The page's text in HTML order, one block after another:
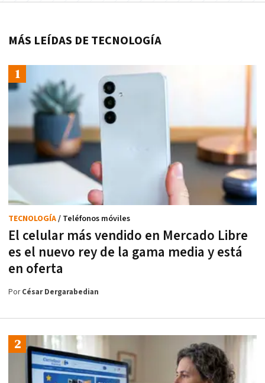
MÁS LEÍDAS DE TECNOLOGÍA
El celular más vendido en Mercado Libre
es el nuevo rey de la gama media y está
en oferta
TECNOLOGÍA/ Teléfonos móviles
PorCésar Dergarabedian